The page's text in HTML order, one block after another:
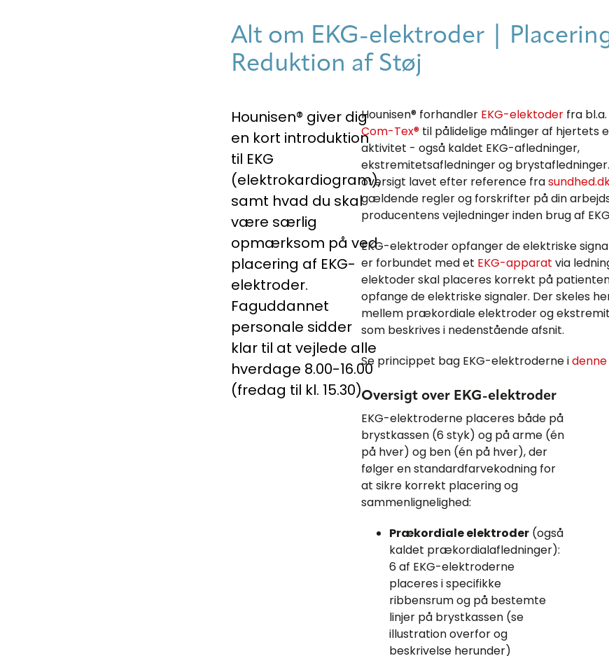
Alt om EKG-elektroder |
Reduktion af Støj
Hounisen® giver dig
en kort introduktion
til EKG
(elektrokardiogram),
samt hvad du skal
være særlig
opmærksom på ved
placering af EKG-
elektroder.
Faguddannet
personale sidder
klar til at vejlede alle
hverdage 8.00-16.00
(fredag til kl. 15.30).
Hounisen® forhandler EKG-elektoder fra bl.a.
Com-Tex® til pålidelige målinger af hjertets
aktivitet - også kaldet EKG-afledninger,
ekstremitetsafledninger og
oversigt lavet efter reference fra
gældende regler og forskrifter på din
producentens vejledninger inden brug af
EKG-elektroder opfanger de elektriske
er forbundet med et EKG-apparat via
elektoder skal placeres korrekt på
opfange de elektriske signaler. Der skeles
mellem prækordiale elektroder og
som beskrives i nedenstående afsnit.
Se princippet bag EKG-elektroderne i
Oversigt over EKG-elektroder
EKG-elektroderne placeres både på
brystkassen (6 styk) og på arme (én
på hver) og ben (én på hver), der
følger en standardfarvekodning for
at sikre korrekt placering og
sammenlignelighed:
Prækordiale elektroder (også
kaldet prækordialafledninger):
6 af EKG-elektroderne
placeres i specifikke
ribbensrum og på bestemte
linjer på brystkassen (se
illustration overfor og
beskrivelse herunder)